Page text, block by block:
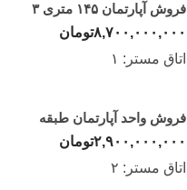
فروش آپارتمان ۱۴۵ متری ۳
خوابه در فریدونکنار
۸,۷۰۰,۰۰۰,۰۰۰تومان
اتاق مستر: ۱
فروش واحد آپارتمان طبقه
چهارم در فریدونکنار
۲,۹۰۰,۰۰۰,۰۰۰تومان
اتاق مستر: ۲